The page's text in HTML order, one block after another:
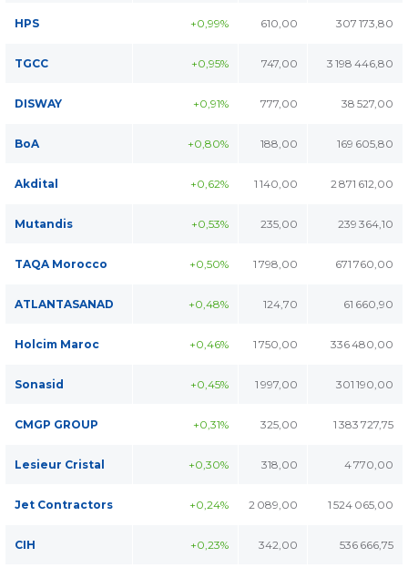
HPS +0,99% 610,00 307 173,80
TGCC +0,95% 747,00 3 198 446,80
DISWAY +0,91% 777,00 38 527,00
BoA +0,80% 188,00 169 605,80
Akdital +0,62% 1 140,00 2 871 612,00
Mutandis +0,53% 235,00 239 364,10
TAQA Morocco +0,50% 1 798,00 671 760,00
ATLANTASANAD +0,48% 124,70 61 660,90
Holcim Maroc +0,46% 1 750,00 336 480,00
Sonasid +0,45% 1 997,00 301 190,00
CMGP GROUP +0,31% 325,00 1 383 727,75
Lesieur Cristal +0,30% 318,00 4 770,00
Jet Contractors +0,24% 2 089,00 1 524 065,00
CIH +0,23% 342,00 536 666,75